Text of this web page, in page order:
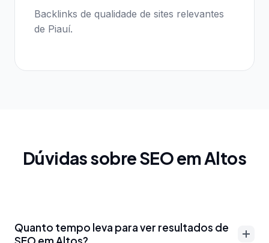
Backlinks de qualidade de sites relevantes
de Piauí.
Dúvidas sobre SEO em Altos
Quanto tempo leva para ver resultados de